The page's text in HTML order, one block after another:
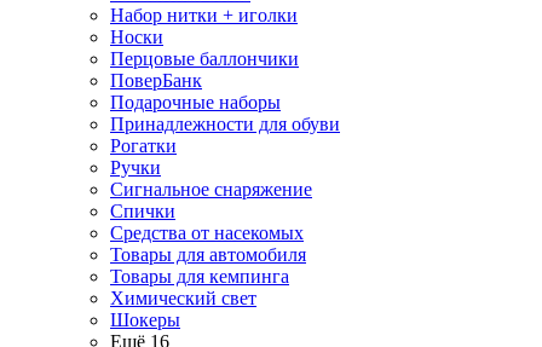
Набор нитки + иголки
Носки
Перцовые баллончики
ПоверБанк
Подарочные наборы
Принадлежности для обуви
Рогатки
Ручки
Сигнальное снаряжение
Спички
Средства от насекомых
Товары для автомобиля
Товары для кемпинга
Химический свет
Шокеры
Ещё 16